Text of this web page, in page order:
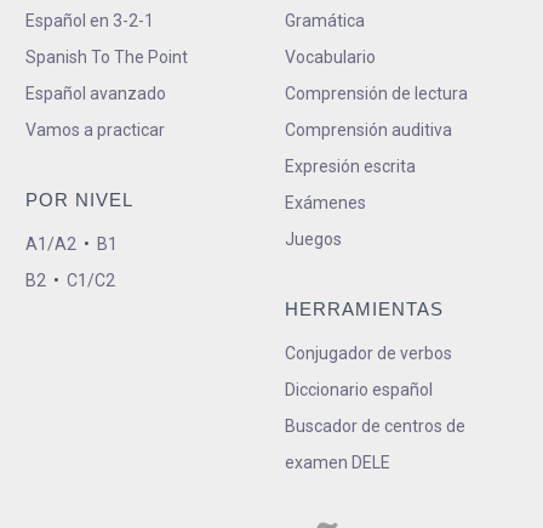
Español en 3-2-1
Spanish To The Point
Español avanzado
Vamos a practicar
POR NIVEL
A1/A2 • B1
B2 • C1/C2
Gramática
Vocabulario
Comprensión de lectura
Comprensión auditiva
Expresión escrita
Exámenes
Juegos
HERRAMIENTAS
Conjugador de verbos
Diccionario español
Buscador de centros de
examen DELE